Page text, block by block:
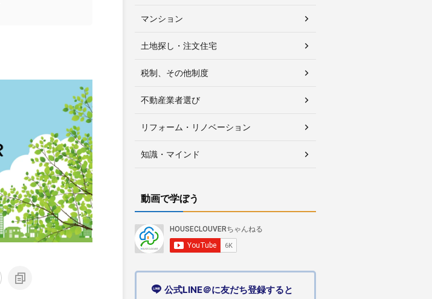
マンション
土地探し・注文住宅
税制、その他制度
不動産業者選び
リフォーム・リノベーション
知識・マインド
動画で学ぼう
公式LINE＠に友だち登録すると